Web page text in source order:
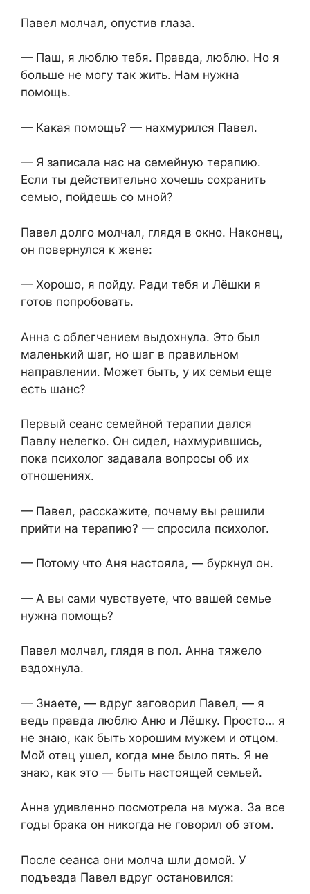
Павел молчал, опустив глаза.
— Паш, я люблю тебя. Правда, люблю. Но я
больше не могу так жить. Нам нужна
помощь.
— Какая помощь? — нахмурился Павел.
— Я записала нас на семейную терапию.
Если ты действительно хочешь сохранить
семью, пойдешь со мной?
Павел долго молчал, глядя в окно. Наконец,
он повернулся к жене:
— Хорошо, я пойду. Ради тебя и Лёшки я
готов попробовать.
Анна с облегчением выдохнула. Это был
маленький шаг, но шаг в правильном
направлении. Может быть, у их семьи еще
есть шанс?
Первый сеанс семейной терапии дался
Павлу нелегко. Он сидел, нахмурившись,
пока психолог задавала вопросы об их
отношениях.
— Павел, расскажите, почему вы решили
прийти на терапию? — спросила психолог.
— Потому что Аня настояла, — буркнул он.
— А вы сами чувствуете, что вашей семье
нужна помощь?
Павел молчал, глядя в пол. Анна тяжело
вздохнула.
— Знаете, — вдруг заговорил Павел, — я
ведь правда люблю Аню и Лёшку. Просто… я
не знаю, как быть хорошим мужем и отцом.
Мой отец ушел, когда мне было пять. Я не
знаю, как это — быть настоящей семьей.
Анна удивленно посмотрела на мужа. За все
годы брака он никогда не говорил об этом.
После сеанса они молча шли домой. У
подъезда Павел вдруг остановился: